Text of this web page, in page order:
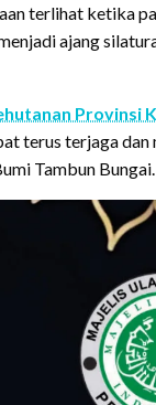
terlihat ketika
ajang
Provinsi
terus terjaga
Tambun